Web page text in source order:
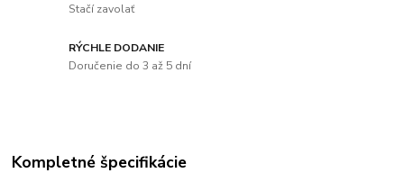
Stačí zavolať
RÝCHLE DODANIE
Doručenie do 3 až 5 dní
Kompletné špecifikácie